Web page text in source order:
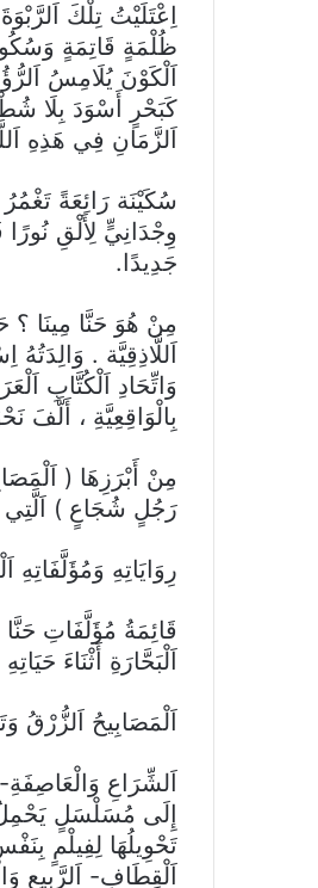
اِعْتَلَيْتُ تِلْكَ
ظُلْمَةٍ قَاتِمَةٍ
اَلْكَوْنَ يُلَامِسُ
كَبَحْرٍ أَسْوَدَ بِلَا
اَلزَّمَانِ فِي هَذِهِ
سُكَيْنَة رَائِعَةً
وِجْدَانِيٍّ لِأَلْقِ
جَدِيدًا.
اَللَّاذِقِيَّة .
وَاتِّحَادِ اَلْكُتَّابِ
بِالْوَاقِعِيَّةِ ، أَلَّفَ نَحْوُ 40 رِوَايَةٍ
مِنْ أَبْرَزِهَا (
رَجُلٍ شُجَاعٍ )
رِوَايَاتِهِ وَمُؤَلَّفَاتِهِ
قَائِمَةُ مُؤَلَّفَاتِ
اَلْبَحَّارَةِ أَثْنَاءَ
اَلْمَصَابِيحُ اَلزُّرْقُ
اَلشِّرَاعِ
إِلَى مُسَلْسَلٍ يَحْمِلُ
تَحْوِيلُهَا لِفِيلْمٍ
اَلْقِطَافِ- اَلرَّبِيعِ